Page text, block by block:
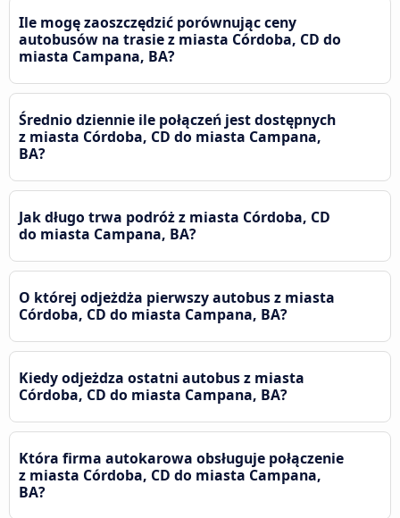
Ile mogę zaoszczędzić porównując ceny
autobusów na trasie z miasta Córdoba, CD do
miasta Campana, BA?
Średnio dziennie ile połączeń jest dostępnych
z miasta Córdoba, CD do miasta Campana,
BA?
Jak długo trwa podróż z miasta Córdoba, CD
do miasta Campana, BA?
O której odjeżdża pierwszy autobus z miasta
Córdoba, CD do miasta Campana, BA?
Kiedy odjeżdza ostatni autobus z miasta
Córdoba, CD do miasta Campana, BA?
Która firma autokarowa obsługuje połączenie
z miasta Córdoba, CD do miasta Campana,
BA?